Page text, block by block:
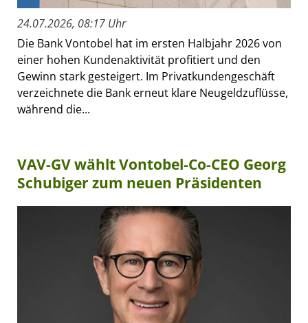
24.07.2026, 08:17 Uhr
Die Bank Vontobel hat im ersten Halbjahr 2026 von
einer hohen Kundenaktivität profitiert und den
Gewinn stark gesteigert. Im Privatkundengeschäft
verzeichnete die Bank erneut klare Neugeldzuflüsse,
während die...
VAV-GV wählt Vontobel-Co-CEO Georg
Schubiger zum neuen Präsidenten